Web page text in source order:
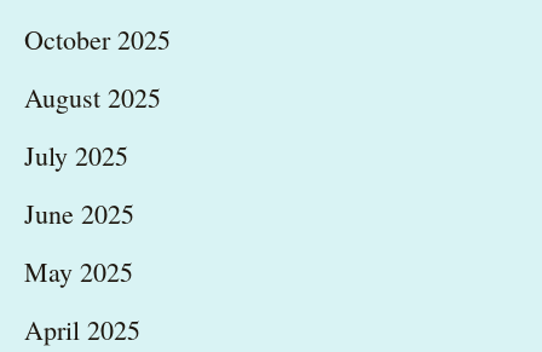
October 2025
August 2025
July 2025
June 2025
May 2025
April 2025